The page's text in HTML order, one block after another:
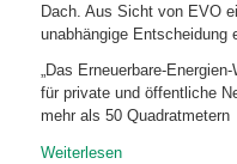
Dach. Aus Sicht von EVO
unabhängige Entscheidung
„Das Erneuerbare-
für private und öffentliche
mehr als 50 Quadratmetern
Weiterlesen